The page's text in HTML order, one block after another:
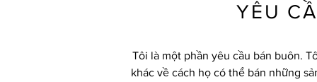
YÊU
Tôi là một phần yêu cầu bán buôn.
khác về cách họ có thể bán những